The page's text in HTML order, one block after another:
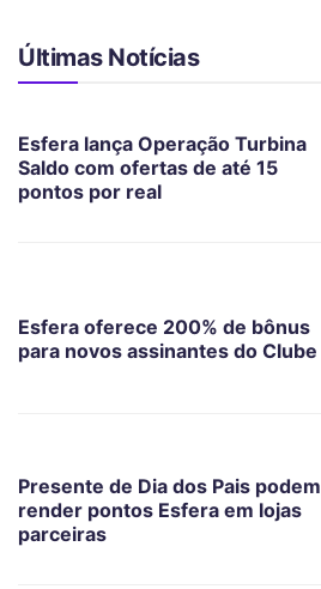
Últimas Notícias
Esfera lança Operação Turbina
Saldo com ofertas de até 15
pontos por real
Esfera oferece 200% de bônus
para novos assinantes do Clube
Presente de Dia dos Pais podem
render pontos Esfera em lojas
parceiras